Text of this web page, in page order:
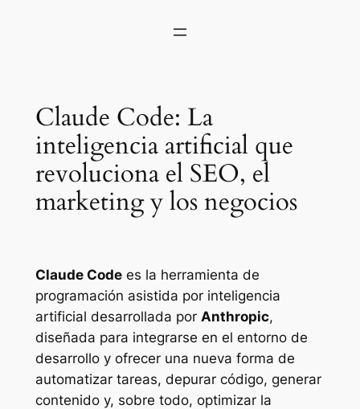
Claude Code: La
inteligencia artificial que
revoluciona el SEO, el
marketing y los negocios
Claude Codees la herramienta de
programación asistida por inteligencia
artificial desarrollada por Anthropic,
diseñada para integrarse en el entorno de
desarrollo y ofrecer una nueva forma de
automatizar tareas, depurar código, generar
contenido y, sobre todo, optimizar la